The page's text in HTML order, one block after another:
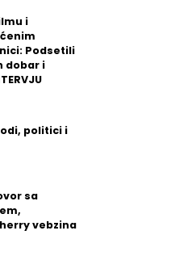
i
Podsetili
dobar i
politici i
sa
vebzina